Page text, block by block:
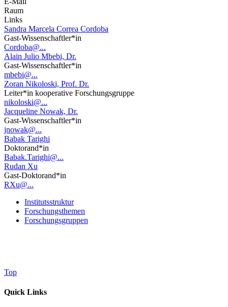
Raum
Links
Sandra Marcela Correa Cordoba
Gast-Wissenschaftler*in
Cordoba@...
Alain Julio Mbebi, Dr.
Gast-Wissenschaftler*in
mbebi@...
Zoran Nikoloski, Prof. Dr.
Leiter*in kooperative Forschungsgruppe
nikoloski@...
Jacqueline Nowak, Dr.
Gast-Wissenschaftler*in
jnowak@...
Babak Tarighi
Doktorand*in
Babak.Tarighi@...
Rudan Xu
Gast-Doktorand*in
RXu@...
Institutsstruktur
Forschungsthemen
Forschungsgruppen
Top
Quick Links